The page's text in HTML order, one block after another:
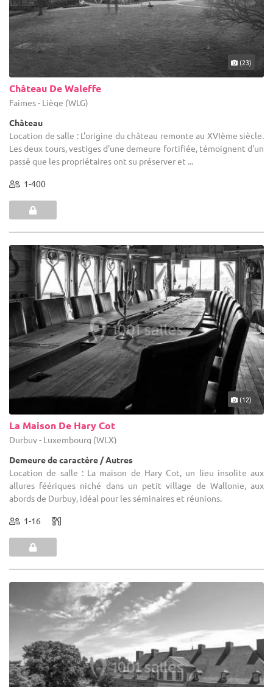
(23)
Château De Waleffe
Faimes - Liège (WLG)
Château
Location de salle : L'origine du château remonte au XVIème siècle.
Les deux tours, vestiges d'une demeure fortifiée, témoignent d'un
passé que les propriétaires ont su préserver et ...
1-400
(12)
La Maison De Hary Cot
Durbuy - Luxembourg (WLX)
Demeure de caractère / Autres
Location de salle : La maison de Hary Cot, un lieu insolite aux
allures féériques niché dans un petit village de Wallonie, aux
abords de Durbuy, idéal pour les séminaires et réunions.
1-16